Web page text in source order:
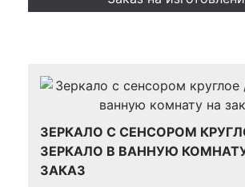
ЗЕРКАЛО С СЕНСОРОМ
ЗЕРКАЛО В ВАННУЮ
ЗАКАЗ